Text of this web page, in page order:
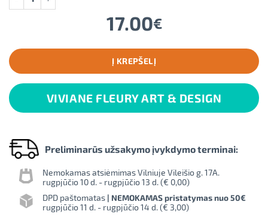
17.00€
Į KREPŠELĮ
VIVIANE FLEURY ART & DESIGN
Preliminarūs užsakymo įvykdymo terminai:
Nemokamas atsiėmimas Vilniuje Vileišio g. 17A.
rugpjūčio 10 d. - rugpjūčio 13 d. (€ 0,00)
DPD paštomatas | NEMOKAMAS pristatymas nuo 50€
rugpjūčio 11 d. - rugpjūčio 14 d. (€ 3,00)